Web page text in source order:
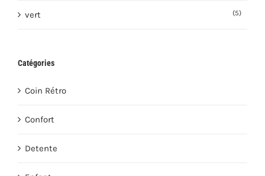
vert (5)
Catégories
Coin Rétro
Confort
Detente